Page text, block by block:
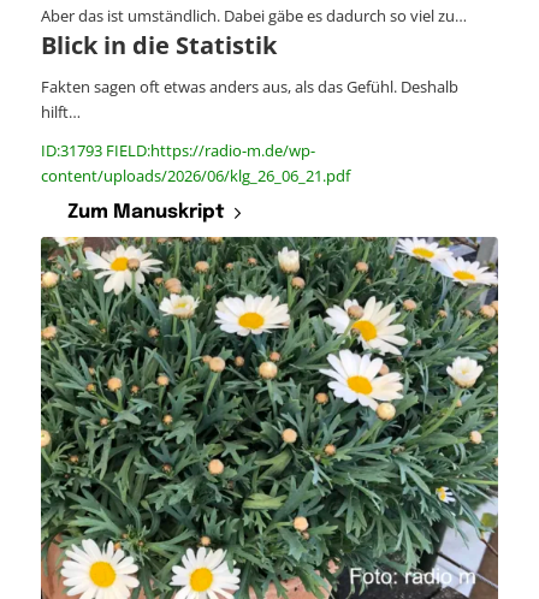
Aber das ist umständlich. Dabei gäbe es dadurch so viel zu…
Blick in die Statistik
Fakten sagen oft etwas anders aus, als das Gefühl. Deshalb
hilft…
ID:31793 FIELD:https://radio-m.de/wp-
content/uploads/2026/06/klg_26_06_21.pdf
Zum Manuskript